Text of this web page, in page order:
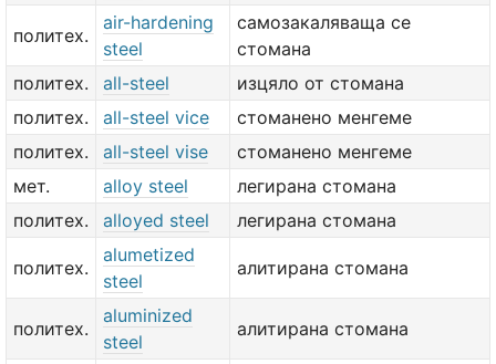
политех.
air-hardening
steel
самозакаляваща се
стомана
политех.
all-steel
изцяло от стомана
политех.
all-steel vice
стоманено менгеме
политех.
all-steel vise
стоманено менгеме
мет.
alloy steel
легирана стомана
политех.
alloyed steel легирана стомана
политех.
alumetized
steel
алитирана стомана
политех.
aluminized
steel
алитирана стомана